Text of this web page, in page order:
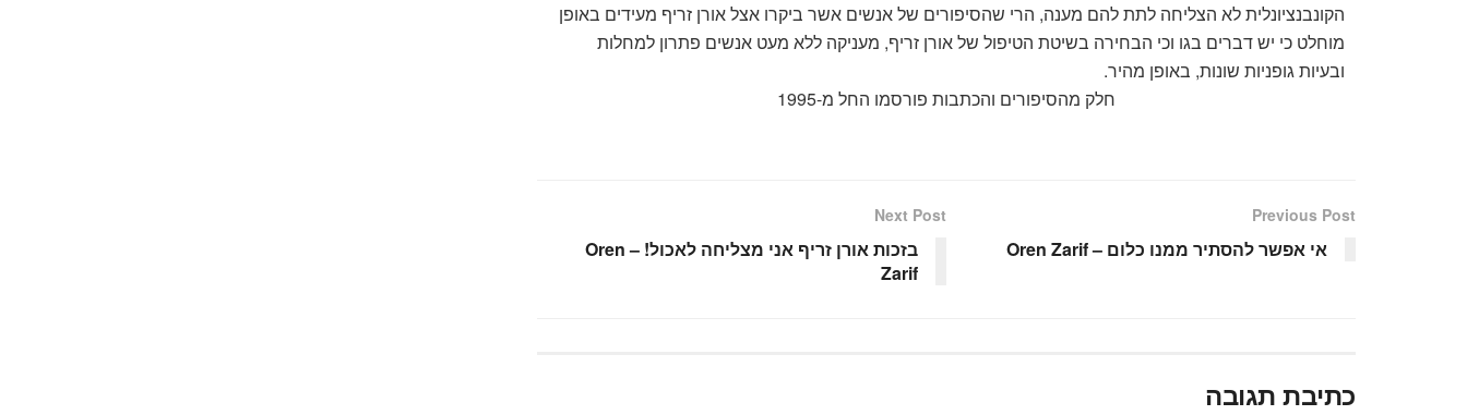
הקונבנציונלית לא הצליחה לתת להם מענה, הרי שהסיפורים של אנשים אשר ביקרו אצל אורן זריף מעידים באופן
מוחלט כי יש דברים בגו וכי הבחירה בשיטת הטיפול של אורן זריף, מעניקה ללא מעט אנשים פתרון למחלות
ובעיות גופניות שונות, באופן מהיר.
חלק מהסיפורים והכתבות פורסמו החל מ-1995
Previous Post
אי אפשר להסתיר ממנו כלום – Oren Zarif
Next Post
בזכות אורן זריף אני מצליחה לאכול! – Oren
Zarif
כתיבת תגובה